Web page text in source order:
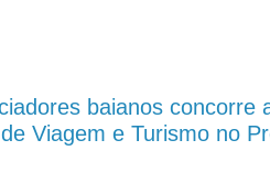
baianos concorre
Viagem e Turismo no